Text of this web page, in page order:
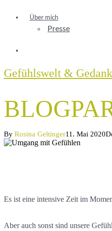
Über mich
Presse
Gefühlswelt &
By Rosina Geltinger11. Mai 2020
Es ist eine intensive Zeit im
Aber auch sonst sind unsere